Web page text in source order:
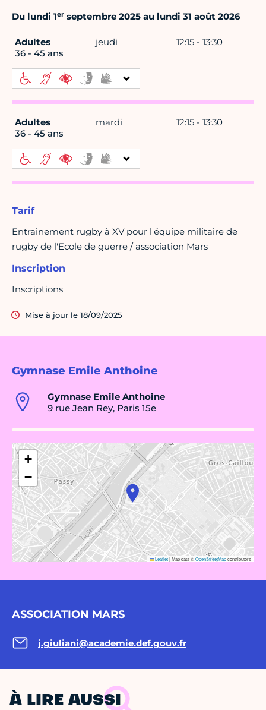
Gymnase Emile Anthoine
Gymnase Emile Anthoine
9 rue Jean Rey, Paris 15e
+
−
Leaflet|Map data ©OpenStreetMapcontributors
ASSOCIATION MARS
j.giuliani@academie.def.gouv.fr
Du lundi 1er septembre 2025 au lundi 31 août 2026
Adultes
36 - 45 ans
jeudi 12:15 - 13:30
Adultes
36 - 45 ans
mardi 12:15 - 13:30
Tarif
Entrainement rugby à XV pour l'équipe militaire de
rugby de l'Ecole de guerre / association Mars
Inscription
Inscriptions
Mise à jour le 18/09/2025
À LIRE AUSSI